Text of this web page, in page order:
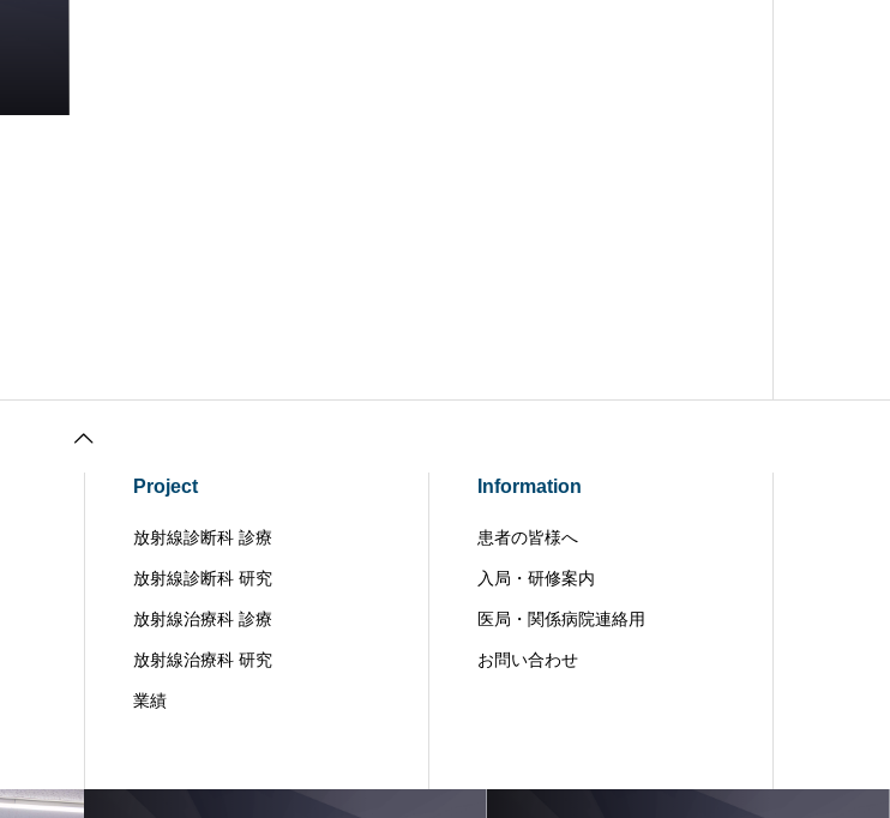
Project
放射線診断科 診療
放射線診断科 研究
放射線治療科 診療
放射線治療科 研究
業績
Information
患者の皆様へ
入局・研修案内
医局・関係病院連絡用
お問い合わせ